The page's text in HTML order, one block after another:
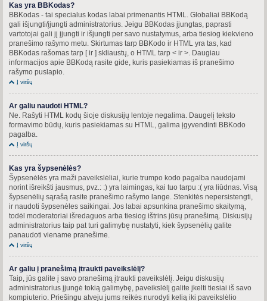
Kas yra BBKodas?
BBKodas - tai specialus kodas labai primenantis HTML. Globaliai BBKodą
gali išjungti/įjungti administratorius. Jeigu BBKodas įjungtas, paprasti
vartotojai gali jį įjungti ir išjungti per savo nustatymus, arba tiesiog kiekvieno
pranešimo rašymo metu. Skirtumas tarp BBKodo ir HTML yra tas, kad
BBKodas rašomas tarp [ ir ] skliaustų, o HTML tarp < ir >. Daugiau
informacijos apie BBKodą rasite gide, kuris pasiekiamas iš pranešimo
rašymo puslapio.
Į viršų
Ar galiu naudoti HTML?
Ne. Rašyti HTML kodų šioje diskusijų lentoje negalima. Daugelį teksto
formavimo būdų, kuris pasiekiamas su HTML, galima įgyvendinti BBKodo
pagalba.
Į viršų
Kas yra šypsenėlės?
Šypsenėlės yra maži paveikslėliai, kurie trumpo kodo pagalba naudojami
norint išreikšti jausmus, pvz.: :) yra laimingas, kai tuo tarpu :( yra liūdnas. Visą
šypsenėlių sąrašą rasite pranešimo rašymo lange. Stenkitės nepersistengti,
ir naudoti šypsenėles saikingai. Jos labai apsunkina pranešimo skaitymą,
todėl moderatoriai išredaguos arba tiesiog ištrins jūsų pranešimą. Diskusijų
administratorius taip pat turi galimybę nustatyti, kiek šypsenėlių galite
panaudoti viename pranešime.
Į viršų
Ar galiu į pranešimą įtraukti paveikslėlį?
Taip, jūs galite į savo pranešimą įtraukti paveikslėlį. Jeigu diskusijų
administratorius įjungė tokią galimybę, paveikslėlį galite įkelti tiesiai iš savo
kompiuterio. Priešingu atveju jums reikės nurodyti kelią iki paveikslėlio